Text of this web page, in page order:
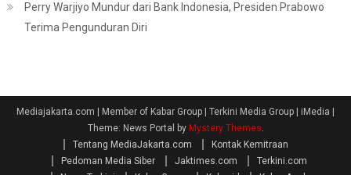
Perry Warjiyo Mundur dari Bank Indonesia, Presiden Prabowo
Terima Pengunduran Diri
Mediajakarta.com | Member of Kabar Group | Terkini Media Group | iMedia
Theme: News Portal by Mystery Themes.
Tentang MediaJakarta.com
Kontak Kemitraan
Pedoman Media Siber
Jaktimes.com
Terkini.com